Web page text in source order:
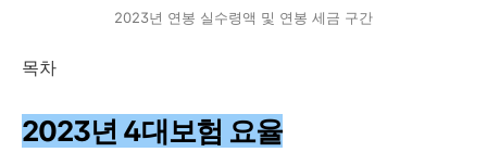
2023년 연봉 실수령액 및 연봉 세금 구간
목차
2023년 4대보험 요율